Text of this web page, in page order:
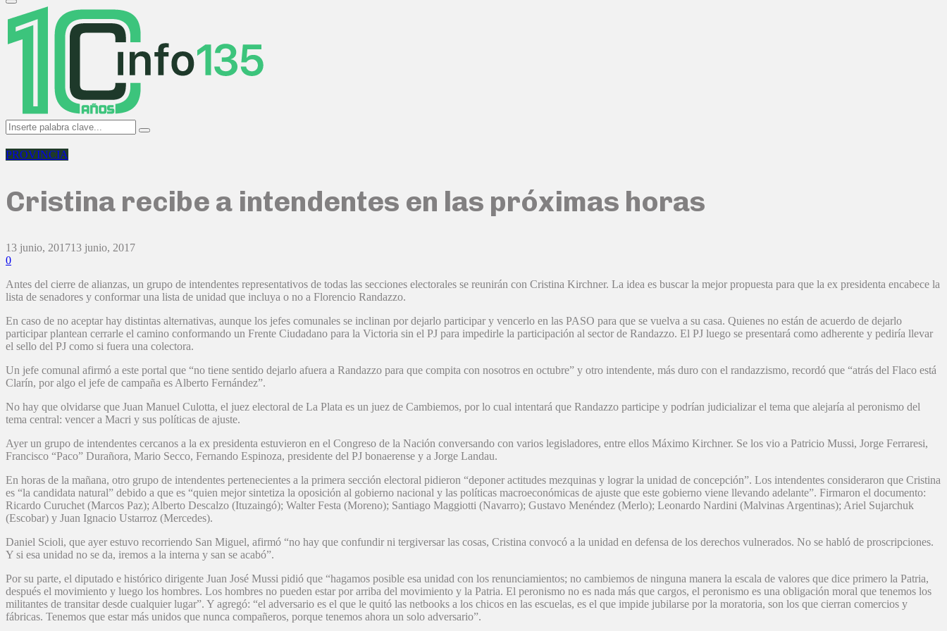
Primary
Menu
Search
for:
Search
PROVINCIA
Cristina recibe a intendentes en las próximas horas
13 junio, 201713 junio, 2017
0
Antes del cierre de alianzas, un grupo de intendentes representativos de todas las secciones electorales se reunirán con Cristina Kirchner. La idea es buscar la mejor propuesta para que la ex presidenta encabece la
lista de senadores y conformar una lista de unidad que incluya o no a Florencio Randazzo.
En caso de no aceptar hay distintas alternativas, aunque los jefes comunales se inclinan por dejarlo participar y vencerlo en las PASO para que se vuelva a su casa. Quienes no están de acuerdo de dejarlo
participar plantean cerrarle el camino conformando un Frente Ciudadano para la Victoria sin el PJ para impedirle la participación al sector de Randazzo. El PJ luego se presentará como adherente y pediría llevar
el sello del PJ como si fuera una colectora.
Un jefe comunal afirmó a este portal que “no tiene sentido dejarlo afuera a Randazzo para que compita con nosotros en octubre” y otro intendente, más duro con el randazzismo, recordó que “atrás del Flaco está
Clarín, por algo el jefe de campaña es Alberto Fernández”.
No hay que olvidarse que Juan Manuel Culotta, el juez electoral de La Plata es un juez de Cambiemos, por lo cual intentará que Randazzo participe y podrían judicializar el tema que alejaría al peronismo del
tema central: vencer a Macri y sus políticas de ajuste.
Ayer un grupo de intendentes cercanos a la ex presidenta estuvieron en el Congreso de la Nación conversando con varios legisladores, entre ellos Máximo Kirchner. Se los vio a Patricio Mussi, Jorge Ferraresi,
Francisco “Paco” Durañora, Mario Secco, Fernando Espinoza, presidente del PJ bonaerense y a Jorge Landau.
En horas de la mañana, otro grupo de intendentes pertenecientes a la primera sección electoral pidieron “deponer actitudes mezquinas y lograr la unidad de concepción”. Los intendentes consideraron que Cristina
es “la candidata natural” debido a que es “quien mejor sintetiza la oposición al gobierno nacional y las políticas macroeconómicas de ajuste que este gobierno viene llevando adelante”. Firmaron el documento:
Ricardo Curuchet (Marcos Paz); Alberto Descalzo (Ituzaingó); Walter Festa (Moreno); Santiago Maggiotti (Navarro); Gustavo Menéndez (Merlo); Leonardo Nardini (Malvinas Argentinas); Ariel Sujarchuk
(Escobar) y Juan Ignacio Ustarroz (Mercedes).
Daniel Scioli, que ayer estuvo recorriendo San Miguel, afirmó “no hay que confundir ni tergiversar las cosas, Cristina convocó a la unidad en defensa de los derechos vulnerados. No se habló de proscripciones.
Y si esa unidad no se da, iremos a la interna y san se acabó”.
Por su parte, el diputado e histórico dirigente Juan José Mussi pidió que “hagamos posible esa unidad con los renunciamientos; no cambiemos de ninguna manera la escala de valores que dice primero la Patria,
después el movimiento y luego los hombres. Los hombres no pueden estar por arriba del movimiento y la Patria. El peronismo no es nada más que cargos, el peronismo es una obligación moral que tenemos los
militantes de transitar desde cualquier lugar”. Y agregó: “el adversario es el que le quitó las netbooks a los chicos en las escuelas, es el que impide jubilarse por la moratoria, son los que cierran comercios y
fábricas. Tenemos que estar más unidos que nunca compañeros, porque tenemos ahora un solo adversario”.